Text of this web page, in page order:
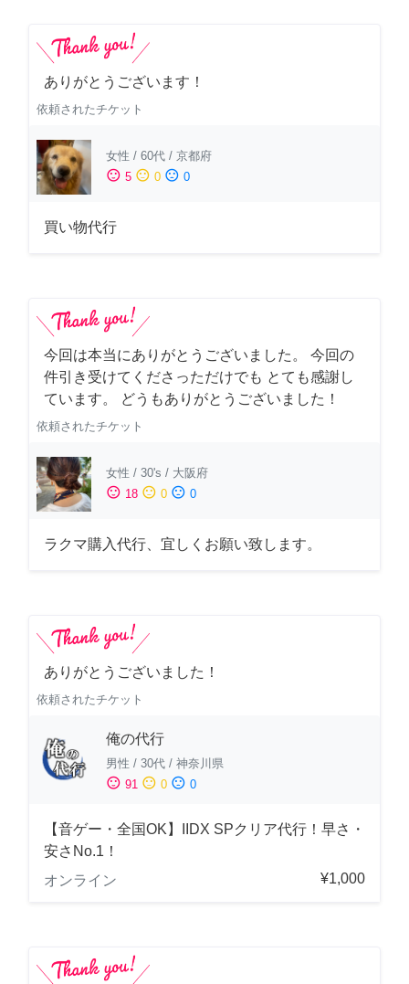
ありがとうございます！
依頼されたチケット
女性 / 60代 / 京都府
sentiment_satisfied 5 sentiment_neutral 0 sentiment_dissatisfied 0
買い物代行
今回は本当にありがとうございました。 今回の
件引き受けてくださっただけでも とても感謝し
ています。 どうもありがとうございました！
依頼されたチケット
女性 / 30's / 大阪府
sentiment_satisfied 18 sentiment_neutral 0 sentiment_dissatisfied 0
ラクマ購入代行、宜しくお願い致します。
ありがとうございました！
依頼されたチケット
俺の代行
男性 / 30代 / 神奈川県
sentiment_satisfied 91 sentiment_neutral 0 sentiment_dissatisfied 0
【音ゲー・全国OK】IIDX SPクリア代行！早さ・
安さNo.1！
オンライン
¥1,000